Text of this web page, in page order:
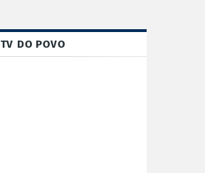
TV DO POVO